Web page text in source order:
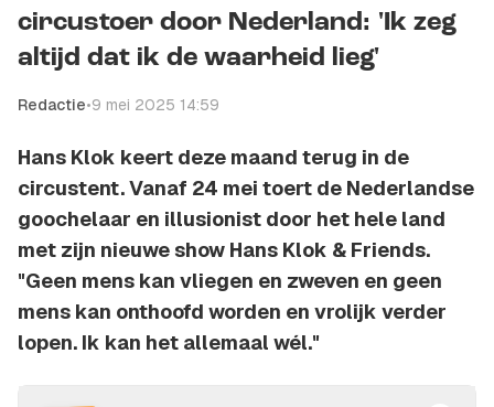
circustoer door Nederland: 'Ik zeg
altijd dat ik de waarheid lieg'
Redactie•9 mei 2025 14:59
Hans Klok keert deze maand terug in de
circustent. Vanaf 24 mei toert de Nederlandse
goochelaar en illusionist door het hele land
met zijn nieuwe show Hans Klok & Friends.
"Geen mens kan vliegen en zweven en geen
mens kan onthoofd worden en vrolijk verder
lopen. Ik kan het allemaal wél."